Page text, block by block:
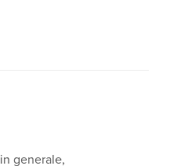
generale,